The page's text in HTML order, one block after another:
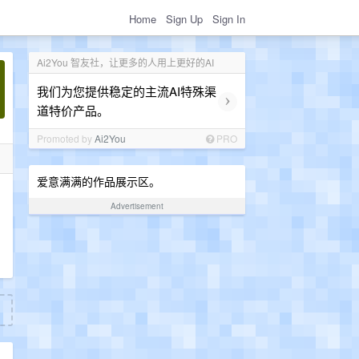
Home Sign Up Sign In
Ai2You 智友社，让更多的人用上更好的AI
我们为您提供稳定的主流AI特殊渠
道特价产品。
›
Promoted byAi2You PRO
爱意满满的作品展示区。
Advertisement